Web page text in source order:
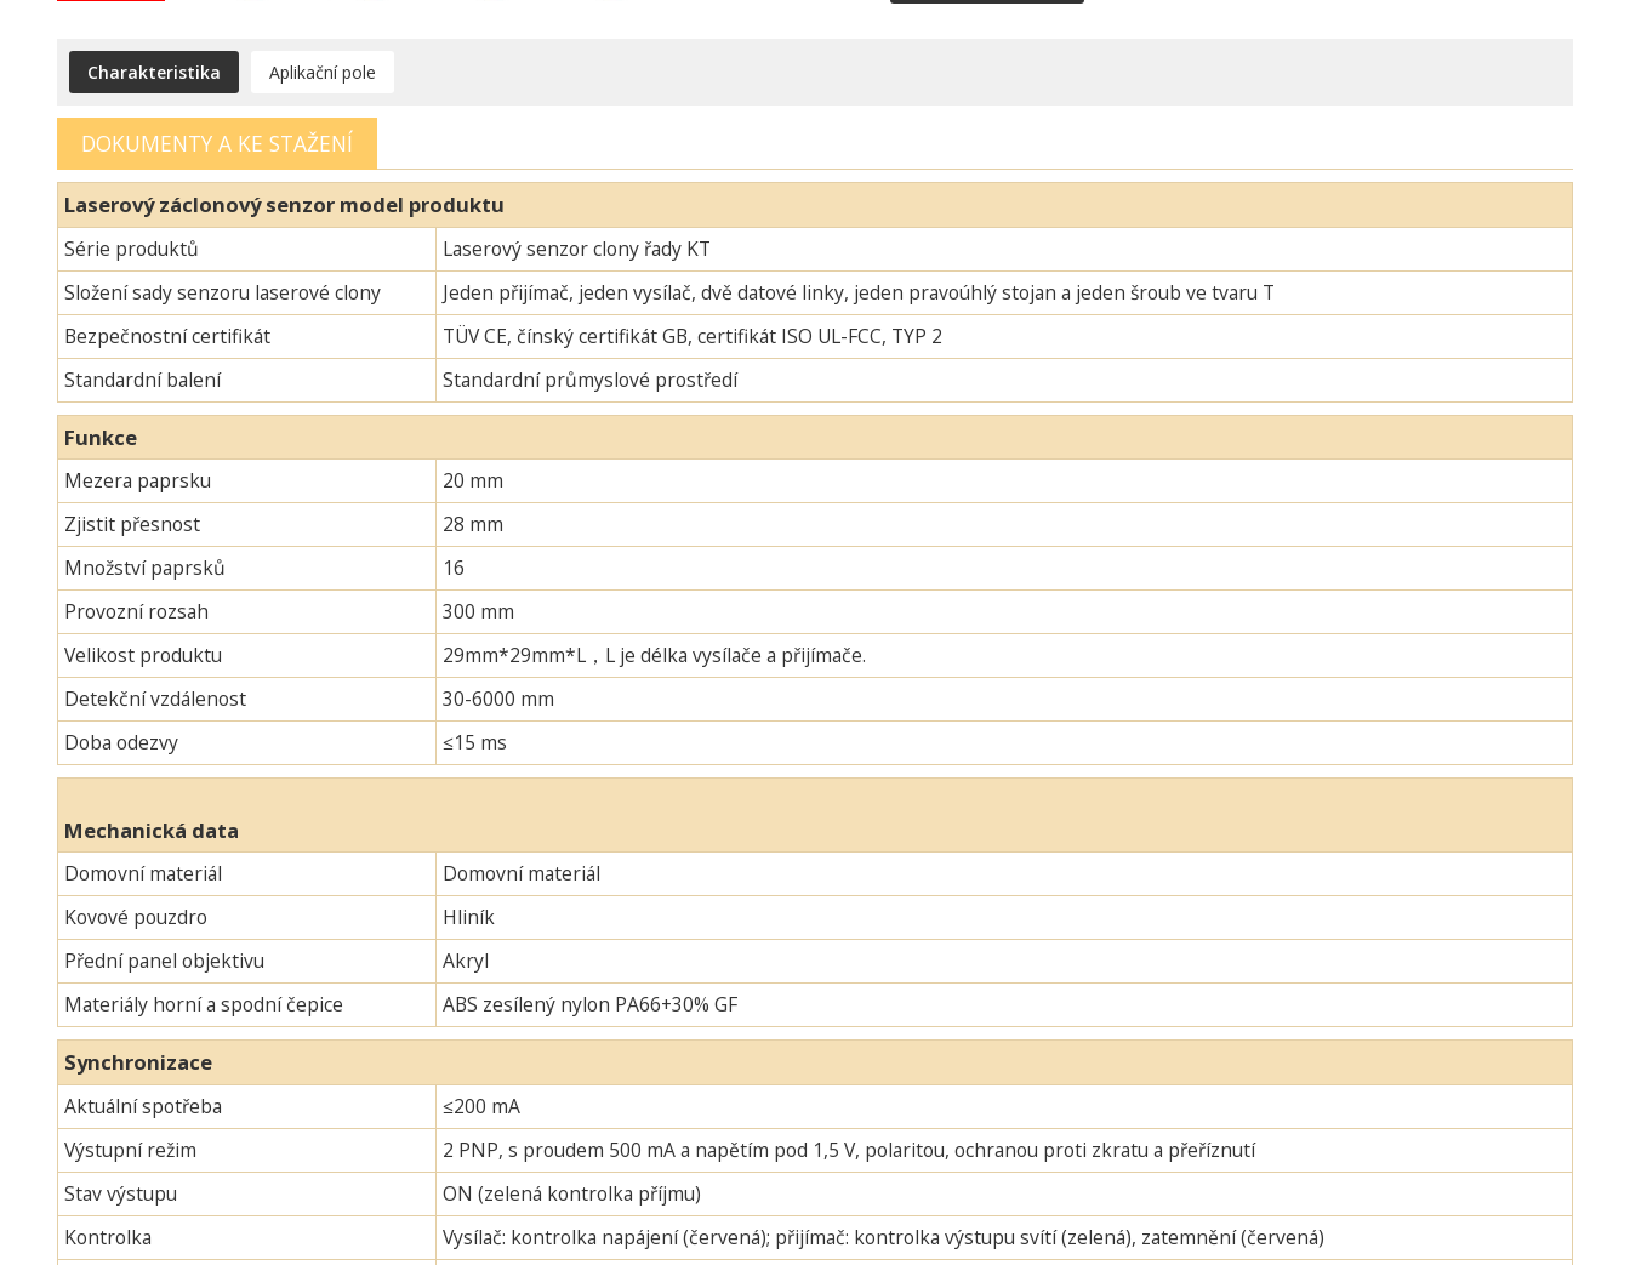
Charakteristika Aplikační pole
DOKUMENTY A KE STAŽENÍ
Laserový záclonový senzor model produktu
Série produktů
Laserový senzor clony řady KT
Složení sady senzoru laserové clony
Jeden přijímač, jeden vysílač, dvě datové linky, jeden pravoúhlý stojan a jeden šroub ve tvaru T
Bezpečnostní certifikát
TÜV CE, čínský certifikát GB, certifikát ISO UL-FCC, TYP 2
Standardní balení
Standardní průmyslové prostředí
Funkce
Mezera paprsku
20 mm
Zjistit přesnost
28 mm
Množství paprsků
16
Provozní rozsah
300 mm
Velikost produktu
29mm*29mm*L，L je délka vysílače a přijímače.
Detekční vzdálenost
30-6000 mm
Doba odezvy
≤15 ms
Mechanická data
Domovní materiál
Domovní materiál
Kovové pouzdro
Hliník
Přední panel objektivu
Akryl
Materiály horní a spodní čepice
ABS zesílený nylon PA66+30% GF
Synchronizace
Aktuální spotřeba
≤200 mA
Výstupní režim
2 PNP, s proudem 500 mA a napětím pod 1,5 V, polaritou, ochranou proti zkratu a přeříznutí
Stav výstupu
ON (zelená kontrolka příjmu)
Kontrolka
Vysílač: kontrolka napájení (červená); přijímač: kontrolka výstupu svítí (zelená), zatemnění (červená)